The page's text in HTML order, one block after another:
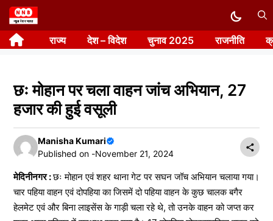
Skip
to
content राज्य देश – विदेश चुनाव 2025 राजनीति
छः मोहान पर चला वाहन जांच अभियान, 27
हजार की हुई वसूली
Manisha Kumari
Published on -November 21, 2024
मेदिनीनगर :छः मोहान एवं शहर थाना गेट पर सघन जॉच अभियान चलाया गया।
चार पहिया वाहन एवं दोपहिया का जिसमें दो पहिया वाहन के कुछ चालक बगैर
हेलमेट एवं और बिना लाइसेंस के गाड़ी चला रहे थे, तो उनके वाहन को जप्त कर